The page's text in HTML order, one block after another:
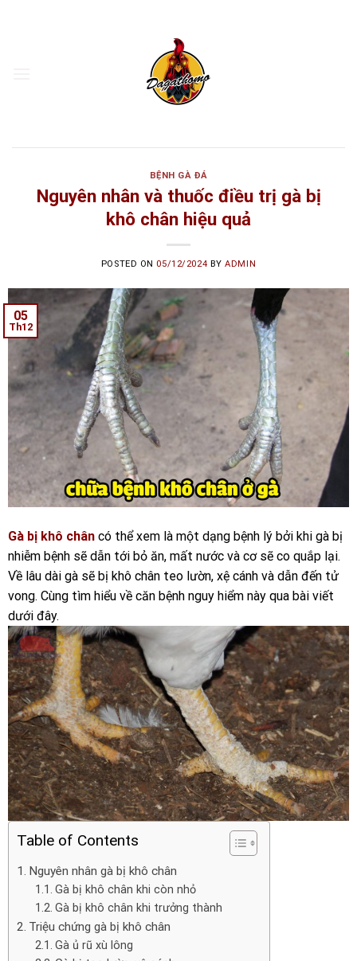
BỆNH GÀ ĐÁ
Nguyên nhân và thuốc điều trị gà bị
khô chân hiệu quả
POSTED ON 05/12/2024 BYADMIN
05
Th12
Gà bị khô chân có thể xem là một dạng bệnh lý bởi khi gà bị
nhiễm bệnh sẽ dẫn tới bỏ ăn, mất nước và cơ sẽ co quắp lại.
Về lâu dài gà sẽ bị khô chân teo lườn, xệ cánh và dẫn đến tử
vong. Cùng tìm hiểu về căn bệnh nguy hiểm này qua bài viết
dưới đây.
Table of Contents
Nguyên nhân gà bị khô chân
Gà bị khô chân khi còn nhỏ
Gà bị khô chân khi trưởng thành
Triệu chứng gà bị khô chân
Gà ủ rũ xù lông